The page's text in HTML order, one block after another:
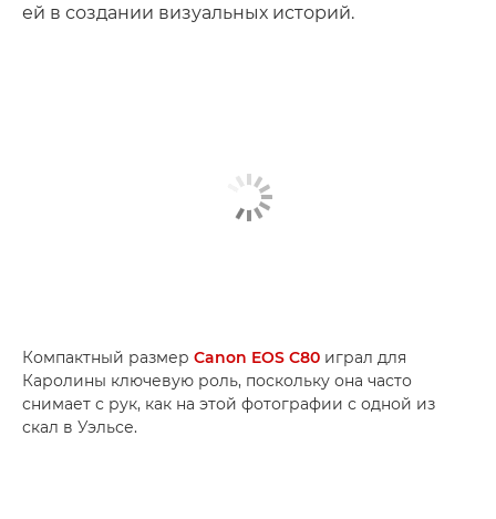
ей в создании визуальных историй.
Компактный размер Canon EOS C80 играл для
Каролины ключевую роль, поскольку она часто
снимает с рук, как на этой фотографии с одной из
скал в Уэльсе.